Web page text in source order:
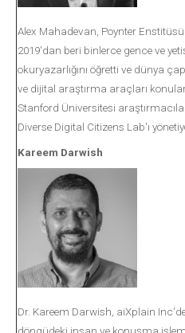
Alex Mahadevan, Poynter
2019'dan beri binlerce gence ve
okuryazarlığını öğretti ve dünya
ve dijital araştırma araçları
Stanford Üniversitesi
Diverse Digital Citizens Lab'ı
Kareem Darwish
Dr. Kareem Darwish, aiXplain